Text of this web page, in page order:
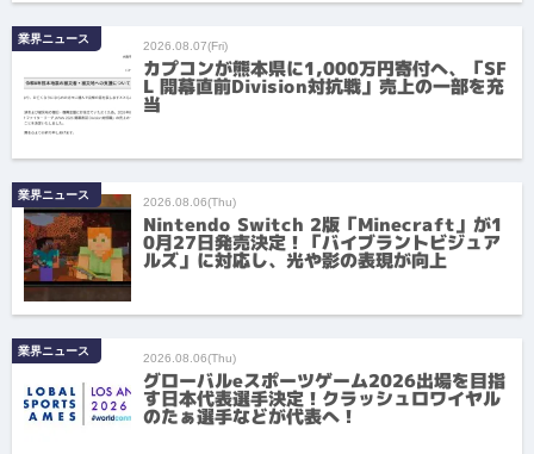
業界ニュース 2026.08.07(Fri)
カプコンが熊本県に1,000万円寄付へ、「SF
L 開幕直前Division対抗戦」売上の一部を充
当
業界ニュース 2026.08.06(Thu)
Nintendo Switch 2版「Minecraft」が1
0月27日発売決定！「バイブラントビジュア
ルズ」に対応し、光や影の表現が向上
業界ニュース 2026.08.06(Thu)
グローバルeスポーツゲーム2026出場を目指
す日本代表選手決定！クラッシュロワイヤル
のたぁ選手などが代表へ！